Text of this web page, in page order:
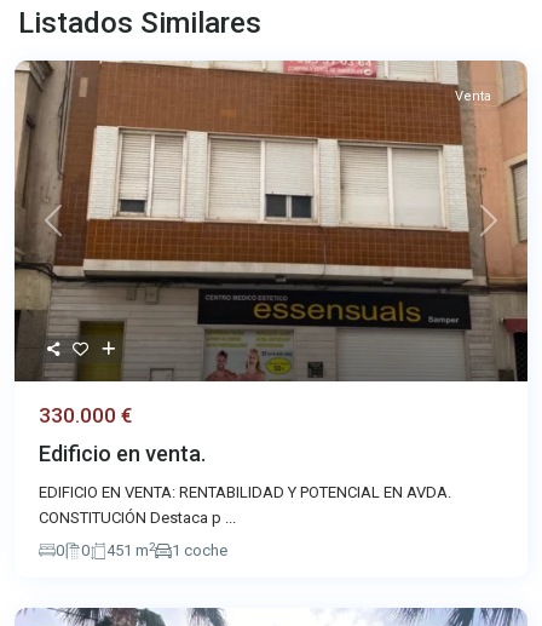
Listados Similares
Previous Next
Venta
330.000 €
Edificio en venta.
EDIFICIO EN VENTA: RENTABILIDAD Y POTENCIAL EN AVDA.
CONSTITUCIÓN Destaca p
0
0 451 m2 1 coche